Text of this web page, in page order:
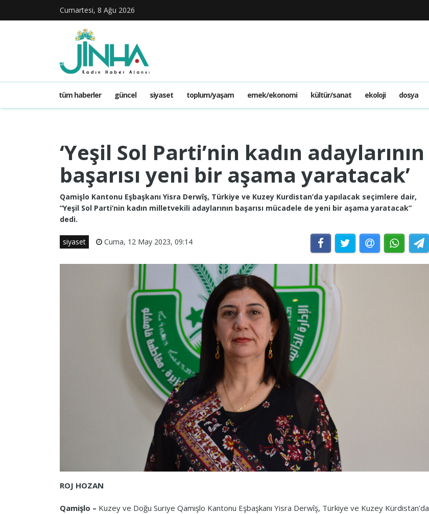
Cumartesi, 8 Ağu 2026
tüm haberler güncel siyaset toplum/yaşam emek/ekonomi kültür/sanat ekoloji dosya
‘Yeşil Sol Parti’nin kadın adaylarının
başarısı yeni bir aşama yaratacak’
Qamişlo Kantonu Eşbaşkanı Yisra Derwîş, Türkiye ve Kuzey Kurdistan’da yapılacak seçimlere dair,
“Yeşil Sol Parti’nin kadın milletvekili adaylarının başarısı mücadele de yeni bir aşama yaratacak”
dedi.
siyaset Cuma, 12 May 2023, 09:14
ROJ HOZAN
Qamişlo – Kuzey ve Doğu Suriye Qamışlo Kantonu Eşbaşkanı Yisra Derwîş, Türkiye ve Kuzey Kürdistan’da